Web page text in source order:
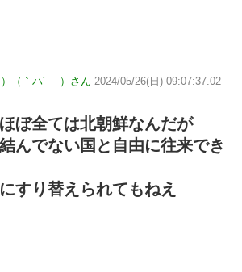
）（｀ハ´ ）さん 2024/05/26(日) 09:07:37.02
ぼ全ては北朝鮮なんだが
んでない国と自由に往来でき
すり替えられてもねえ